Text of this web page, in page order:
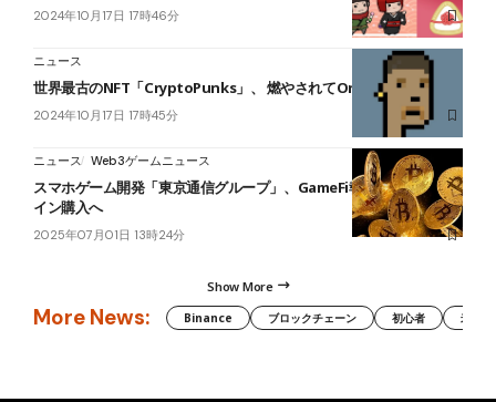
2024年10月17日 17時46分
ニュース
世界最古のNFT「CryptoPunks」、 燃やされてOrdinalsに変換
2024年10月17日 17時45分
ニュース Web3ゲームニュース
スマホゲーム開発「東京通信グループ」、GameFi報酬用にビットコ
イン購入へ
2025年07月01日 13時24分
Show More
More News: Binance ブロックチェーン 初心者 米国